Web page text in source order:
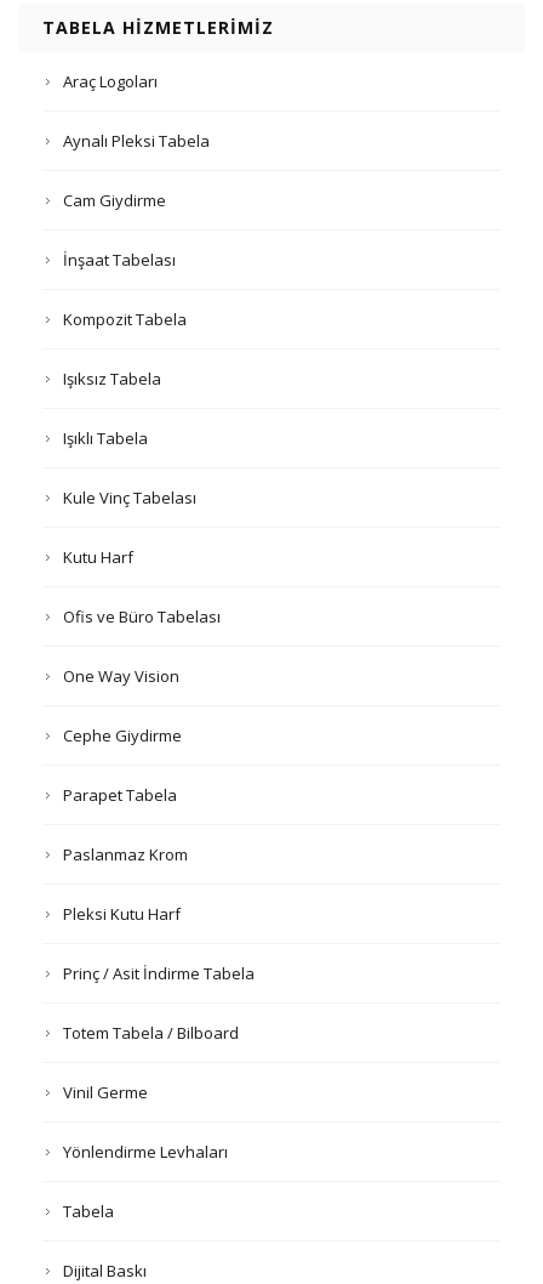
TABELA HIZMETLERIMIZ
Araç Logoları
Aynalı Pleksi Tabela
Cam Giydirme
İnşaat Tabelası
Kompozit Tabela
Işıksız Tabela
Işıklı Tabela
Kule Vinç Tabelası
Kutu Harf
Ofis ve Büro Tabelası
One Way Vision
Cephe Giydirme
Parapet Tabela
Paslanmaz Krom
Pleksi Kutu Harf
Prinç / Asit İndirme Tabela
Totem Tabela / Bilboard
Vinil Germe
Yönlendirme Levhaları
Tabela
Dijital Baskı